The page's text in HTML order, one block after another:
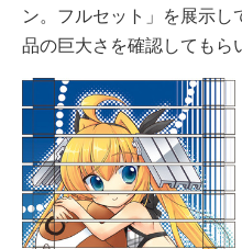
ン。フルセット」を展示し
品の巨大さを確認してもら